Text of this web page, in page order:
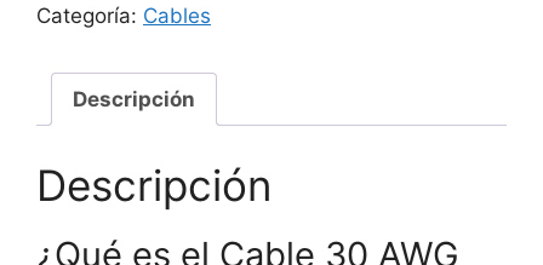
Color
190mts
cantidad
Categoría: Cables
Descripción
Descripción
¿Qué es el Cable 30 AWG